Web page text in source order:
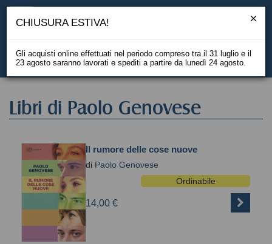
EN
Libri di Paolo Genovese
Il rumore delle cose nuove
di Paolo Genovese
Ordinabile
14,00 €
CHIUSURA ESTIVA!
Gli acquisti online effettuati nel periodo compreso tra il 31 luglio e il
23 agosto saranno lavorati e spediti a partire da lunedì 24 agosto.